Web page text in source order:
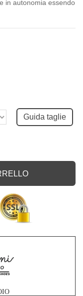
in autonomia essendo
Guida taglie